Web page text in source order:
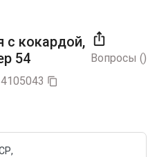

Вопросы ()
с кокардой,
54
4105043 